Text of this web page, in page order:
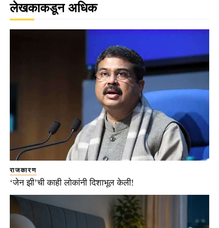
लेखकाकडून अधिक
राजकारण
‘जेन झी’ची काही लोकांनी दिशाभूल केली!